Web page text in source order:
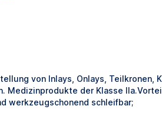
MEHR ENTDECKEN
von Inlays, Onlays, Teilkronen,
Medizinprodukte der Klasse
werkzeugschonend schleifbar;